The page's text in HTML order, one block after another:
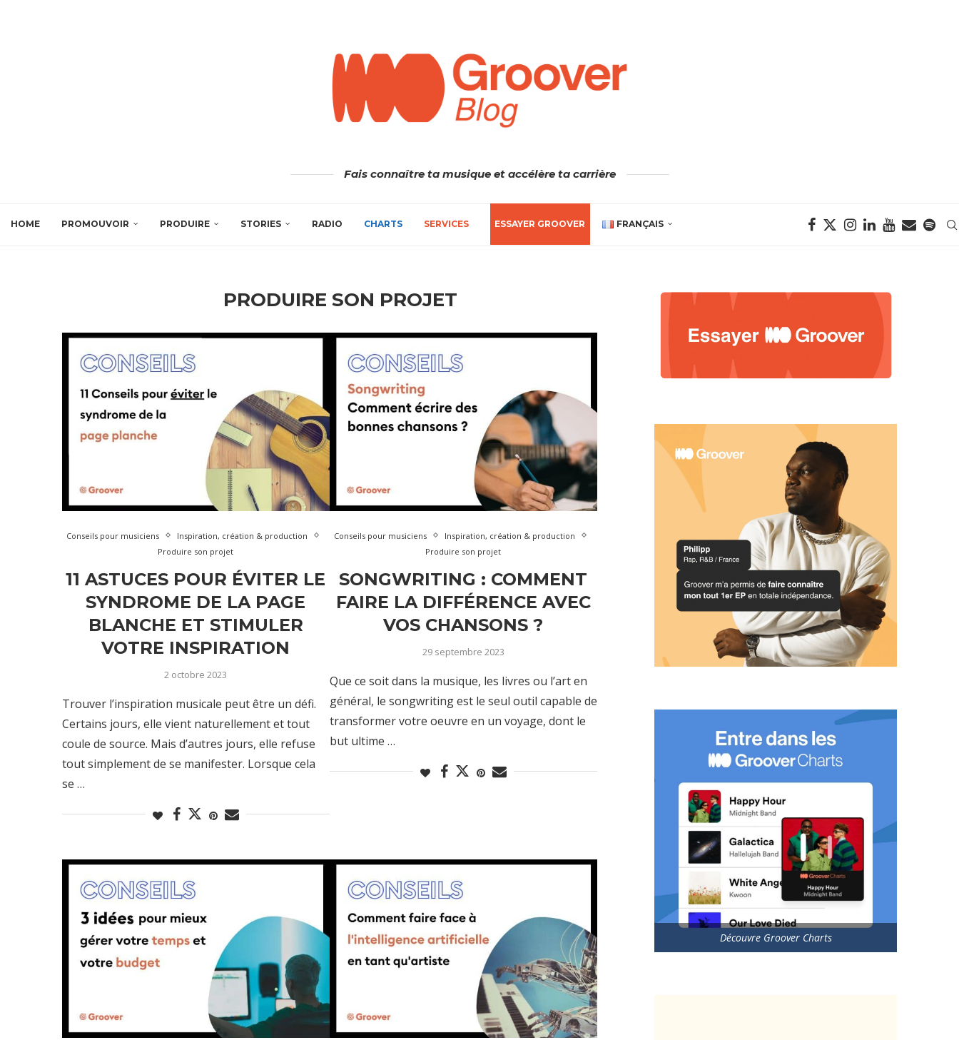
Fais connaître ta musique et accélère ta carrière
HOME PROMOUVOIR PRODUIRE STORIES RADIO CHARTS SERVICES ESSAYER GROOVER FRANÇAIS
PRODUIRE SON PROJET
Conseils pour musiciens
Inspiration, création & production
Produire son projet
11 ASTUCES POUR ÉVITER LE
SYNDROME DE LA PAGE
BLANCHE ET STIMULER
VOTRE INSPIRATION
2 octobre 2023
Trouver l’inspiration musicale peut être un défi.
Certains jours, elle vient naturellement et tout
coule de source. Mais d’autres jours, elle refuse
tout simplement de se manifester. Lorsque cela
se …
Conseils pour musiciens
Inspiration, création & production
Produire son projet
SONGWRITING : COMMENT
FAIRE LA DIFFÉRENCE AVEC
VOS CHANSONS ?
29 septembre 2023
Que ce soit dans la musique, les livres ou l’art en
général, le songwriting est le seul outil capable de
transformer votre oeuvre en un voyage, dont le
but ultime …
Découvre Groover Charts